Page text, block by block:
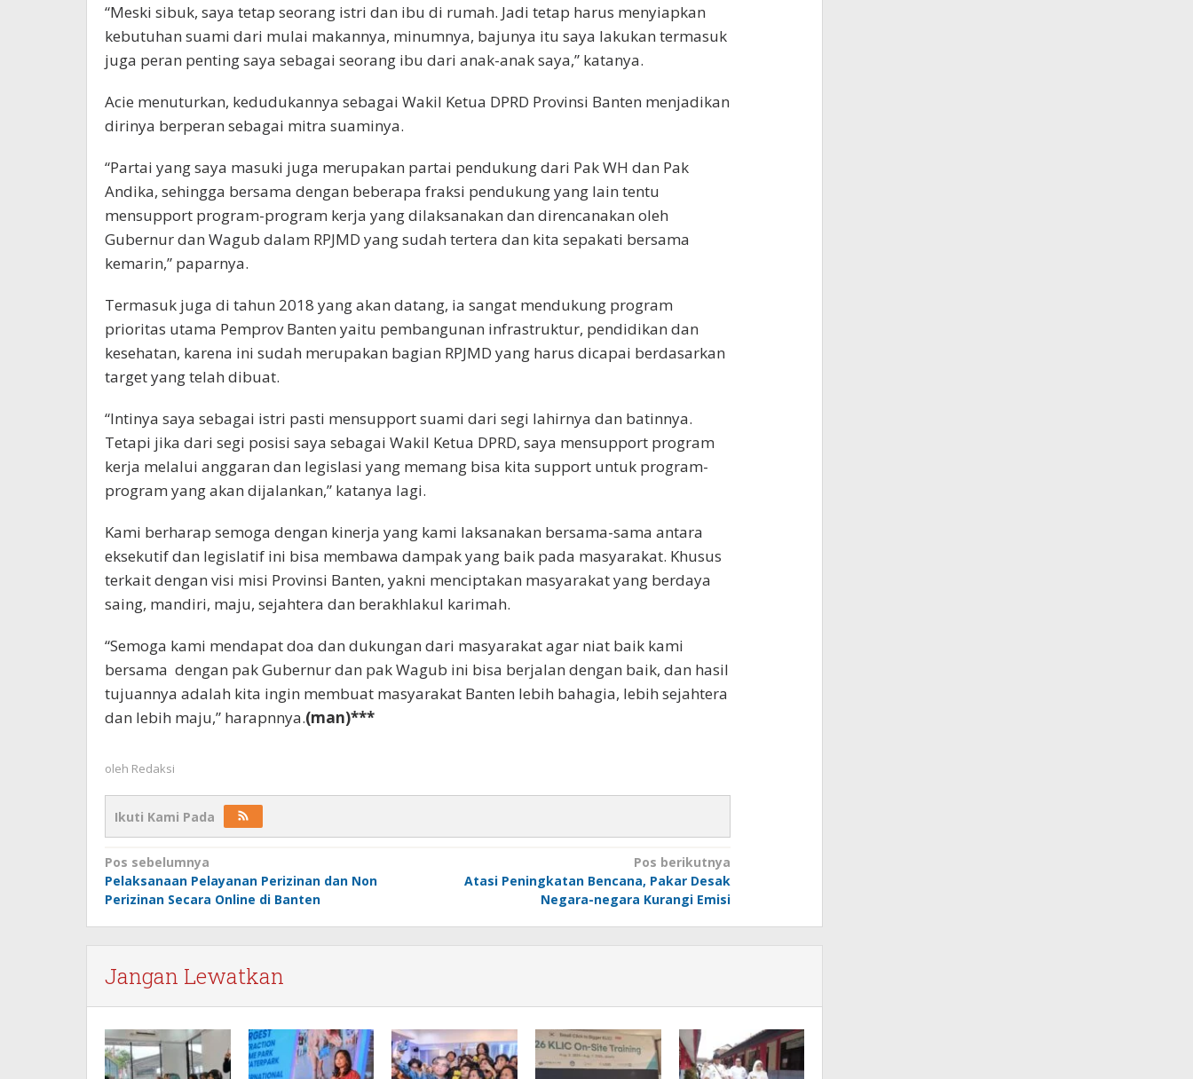
“Meski sibuk, saya tetap seorang istri dan ibu di rumah. Jadi tetap harus menyiapkan
kebutuhan suami dari mulai makannya, minumnya, bajunya itu saya lakukan termasuk
juga peran penting saya sebagai seorang ibu dari anak-anak saya,” katanya.
Acie menuturkan, kedudukannya sebagai Wakil Ketua DPRD Provinsi Banten menjadikan
dirinya berperan sebagai mitra suaminya.
“Partai yang saya masuki juga merupakan partai pendukung dari Pak WH dan Pak
Andika, sehingga bersama dengan beberapa fraksi pendukung yang lain tentu
mensupport program-program kerja yang dilaksanakan dan direncanakan oleh
Gubernur dan Wagub dalam RPJMD yang sudah tertera dan kita sepakati bersama
kemarin,” paparnya.
Termasuk juga di tahun 2018 yang akan datang, ia sangat mendukung program
prioritas utama Pemprov Banten yaitu pembangunan infrastruktur, pendidikan dan
kesehatan, karena ini sudah merupakan bagian RPJMD yang harus dicapai berdasarkan
target yang telah dibuat.
“Intinya saya sebagai istri pasti mensupport suami dari segi lahirnya dan batinnya.
Tetapi jika dari segi posisi saya sebagai Wakil Ketua DPRD, saya mensupport program
kerja melalui anggaran dan legislasi yang memang bisa kita support untuk program-
program yang akan dijalankan,” katanya lagi.
Kami berharap semoga dengan kinerja yang kami laksanakan bersama-sama antara
eksekutif dan legislatif ini bisa membawa dampak yang baik pada masyarakat. Khusus
terkait dengan visi misi Provinsi Banten, yakni menciptakan masyarakat yang berdaya
saing, mandiri, maju, sejahtera dan berakhlakul karimah.
“Semoga kami mendapat doa dan dukungan dari masyarakat agar niat baik kami
bersama dengan pak Gubernur dan pak Wagub ini bisa berjalan dengan baik, dan hasil
tujuannya adalah kita ingin membuat masyarakat Banten lebih bahagia, lebih sejahtera
dan lebih maju,” harapnnya.(man)***
oleh Redaksi
Ikuti Kami Pada
Navigasi
pos
Pos sebelumnya
Pelaksanaan Pelayanan Perizinan dan Non
Perizinan Secara Online di Banten
Pos berikutnya
Atasi Peningkatan Bencana, Pakar Desak
Negara-negara Kurangi Emisi
Jangan Lewatkan